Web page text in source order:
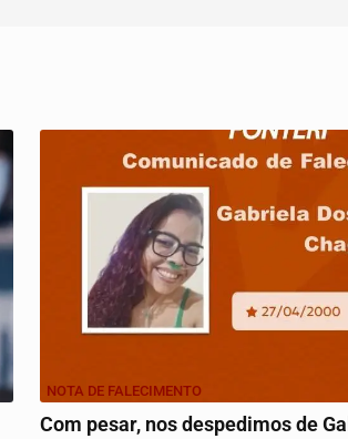
NOTA DE FALECIMENTO
Com pesar, nos despedimos de